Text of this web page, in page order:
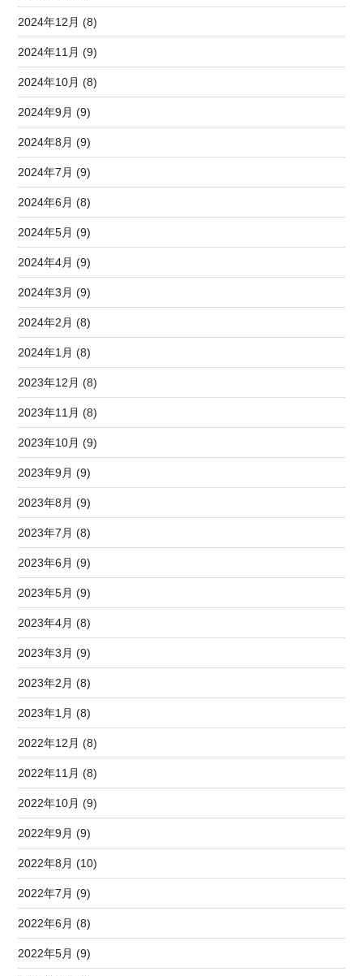
2024年12月 (8)
2024年11月 (9)
2024年10月 (8)
2024年9月 (9)
2024年8月 (9)
2024年7月 (9)
2024年6月 (8)
2024年5月 (9)
2024年4月 (9)
2024年3月 (9)
2024年2月 (8)
2024年1月 (8)
2023年12月 (8)
2023年11月 (8)
2023年10月 (9)
2023年9月 (9)
2023年8月 (9)
2023年7月 (8)
2023年6月 (9)
2023年5月 (9)
2023年4月 (8)
2023年3月 (9)
2023年2月 (8)
2023年1月 (8)
2022年12月 (8)
2022年11月 (8)
2022年10月 (9)
2022年9月 (9)
2022年8月 (10)
2022年7月 (9)
2022年6月 (8)
2022年5月 (9)